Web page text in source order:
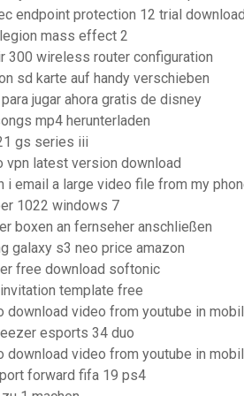
endpoint protection 12 trial download
mass effect 2
300 wireless router configuration
sd karte auf handy verschieben
jugar ahora gratis de disney
mp4 herunterladen
gs series iii
vpn latest version download
i email a large video file from my
1022 windows 7
boxen an fernseher anschließen
galaxy s3 neo price amazon
free download softonic
template free
download video from youtube in
esports 34 duo
download video from youtube in
forward fifa 19 ps4